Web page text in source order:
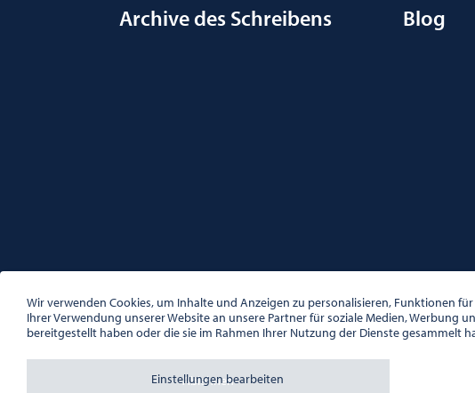
Archive des Schreibens Blog
PALAIS WILCZEK, HERRENGASSE 5, STIEGE 1, 2. STOCK, 1010 WIEN
TEL. + 43 1 533 81 59
OFFICE(AT)OGL.AT
BÜROZEITEN: MO – DO 10:00 – 16:00 UHR, FR 10:00 – 13:00 UHR
Wir verwenden Cookies, um Inhalte und Anzeigen zu personalisieren, Funktionen
Ihrer Verwendung unserer Website an unsere Partner für soziale Medien, Werbung
bereitgestellt haben oder die sie im Rahmen Ihrer Nutzung der Dienste gesammelt
Einstellungen bearbeiten
Ablehnen